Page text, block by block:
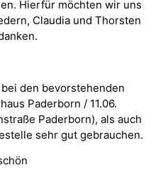
Hierfür möchten wir uns
Claudia und Thorsten
den bevorstehenden
Paderborn / 11.06.
Paderborn), als auch
sehr gut gebrauchen.